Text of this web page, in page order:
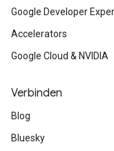
Google Developer
Accelerators
Google Cloud & NVIDIA
Verbinden
Blog
Bluesky